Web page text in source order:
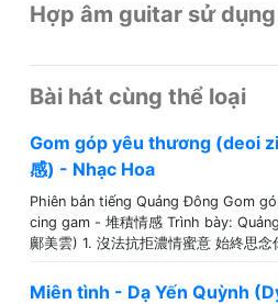
Hợp âm guitar sử dụng
Bài hát cùng thể loại
Gom góp yêu thương (deoi
感) - Nhạc Hoa
Phiên bản tiếng Quảng Đông Gom
cing gam - 堆積情感 Trình bày:
鄺美雲) 1. 沒法抗拒濃情蜜意 始終思
Miên tình - Dạ Yến Quỳnh